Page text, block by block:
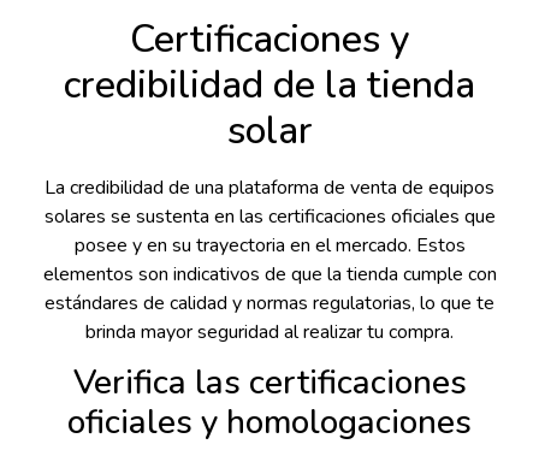
Certificaciones y
credibilidad de la tienda
solar
La credibilidad de una plataforma de venta de equipos
solares se sustenta en las certificaciones oficiales que
posee y en su trayectoria en el mercado. Estos
elementos son indicativos de que la tienda cumple con
estándares de calidad y normas regulatorias, lo que te
brinda mayor seguridad al realizar tu compra.
Verifica las certificaciones
oficiales y homologaciones